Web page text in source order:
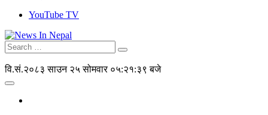
YouTube TV
वि.सं.२०८३ साउन २५ सोमवार ०५:२१:३९ बजे